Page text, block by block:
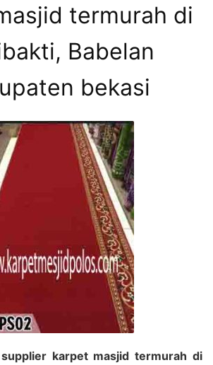
termurah di
Babelan
bekasi
karpet masjid termurah di